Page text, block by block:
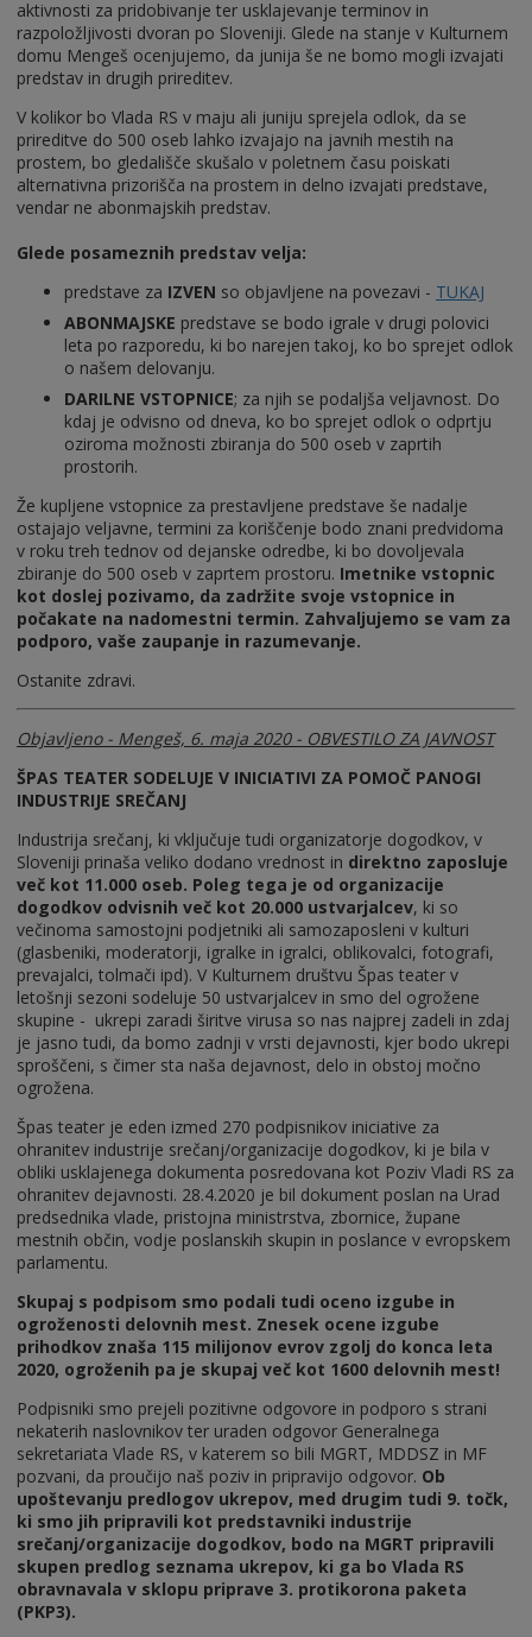
aktivnosti za pridobivanje ter usklajevanje terminov in
razpoložljivosti dvoran po Sloveniji. Glede na stanje v Kulturnem
domu Mengeš ocenjujemo, da junija še ne bomo mogli izvajati
predstav in drugih prireditev.
V kolikor bo Vlada RS v maju ali juniju sprejela odlok, da se
prireditve do 500 oseb lahko izvajajo na javnih mestih na
prostem, bo gledališče skušalo v poletnem času poiskati
alternativna prizorišča na prostem in delno izvajati predstave,
vendar ne abonmajskih predstav.
Glede posameznih predstav velja:
predstave za IZVEN so objavljene na povezavi - TUKAJ
ABONMAJSKE predstave se bodo igrale v drugi polovici
leta po razporedu, ki bo narejen takoj, ko bo sprejet odlok
o našem delovanju.
DARILNE VSTOPNICE; za njih se podaljša veljavnost. Do
kdaj je odvisno od dneva, ko bo sprejet odlok o odprtju
oziroma možnosti zbiranja do 500 oseb v zaprtih
prostorih.
Že kupljene vstopnice za prestavljene predstave še nadalje
ostajajo veljavne, termini za koriščenje bodo znani predvidoma
v roku treh tednov od dejanske odredbe, ki bo dovoljevala
zbiranje do 500 oseb v zaprtem prostoru. Imetnike vstopnic
kot doslej pozivamo, da zadržite svoje vstopnice in
počakate na nadomestni termin. Zahvaljujemo se vam za
podporo, vaše zaupanje in razumevanje.
Ostanite zdravi.
Objavljeno - Mengeš, 6. maja 2020 - OBVESTILO ZA JAVNOST
ŠPAS TEATER SODELUJE V INICIATIVI ZA POMOČ PANOGI
INDUSTRIJE SREČANJ
Industrija srečanj, ki vključuje tudi organizatorje dogodkov, v
Sloveniji prinaša veliko dodano vrednost in direktno zaposluje
več kot 11.000 oseb. Poleg tega je od organizacije
dogodkov odvisnih več kot 20.000 ustvarjalcev, ki so
večinoma samostojni podjetniki ali samozaposleni v kulturi
(glasbeniki, moderatorji, igralke in igralci, oblikovalci, fotografi,
prevajalci, tolmači ipd). V Kulturnem društvu Špas teater v
letošnji sezoni sodeluje 50 ustvarjalcev in smo del ogrožene
skupine - ukrepi zaradi širitve virusa so nas najprej zadeli in zdaj
je jasno tudi, da bomo zadnji v vrsti dejavnosti, kjer bodo ukrepi
sproščeni, s čimer sta naša dejavnost, delo in obstoj močno
ogrožena.
Špas teater je eden izmed 270 podpisnikov iniciative za
ohranitev industrije srečanj/organizacije dogodkov, ki je bila v
obliki usklajenega dokumenta posredovana kot Poziv Vladi RS za
ohranitev dejavnosti. 28.4.2020 je bil dokument poslan na Urad
predsednika vlade, pristojna ministrstva, zbornice, župane
mestnih občin, vodje poslanskih skupin in poslance v evropskem
parlamentu.
Skupaj s podpisom smo podali tudi oceno izgube in
ogroženosti delovnih mest. Znesek ocene izgube
prihodkov znaša 115 milijonov evrov zgolj do konca leta
2020, ogroženih pa je skupaj več kot 1600 delovnih mest!
Podpisniki smo prejeli pozitivne odgovore in podporo s strani
nekaterih naslovnikov ter uraden odgovor Generalnega
sekretariata Vlade RS, v katerem so bili MGRT, MDDSZ in MF
pozvani, da proučijo naš poziv in pripravijo odgovor. Ob
upoštevanju predlogov ukrepov, med drugim tudi 9. točk,
ki smo jih pripravili kot predstavniki industrije
srečanj/organizacije dogodkov, bodo na MGRT pripravili
skupen predlog seznama ukrepov, ki ga bo Vlada RS
obravnavala v sklopu priprave 3. protikorona paketa
(PKP3).